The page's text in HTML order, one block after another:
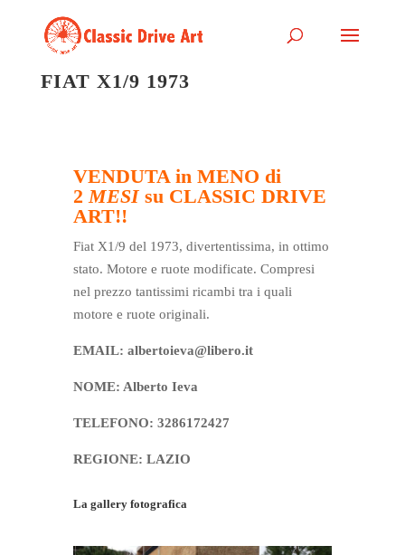
FIAT X1/9 1973
VENDUTA in MENO di
2 MESIsu CLASSIC DRIVE
ART!!
Fiat X1/9 del 1973, divertentissima, in ottimo
stato. Motore e ruote modificate. Compresi
nel prezzo tantissimi ricambi tra i quali
motore e ruote originali.
EMAIL: albertoieva@libero.it
NOME: Alberto Ieva
TELEFONO: 3286172427
REGIONE: LAZIO
La gallery fotografica